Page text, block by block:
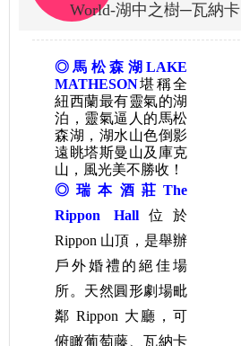
World-湖中之樹─瓦納卡
◎馬松森湖LAKE
MATHESON堪稱全
紐西蘭最有靈氣的湖
泊，靈氣逼人的馬松
森湖，湖水山色倒影
遠眺塔斯曼山及庫克
山，風光美不勝收！
◎瑞本酒莊 The
Rippon Hall 位於
Rippon 山頂，是舉辦
戶外婚禮的絕佳場
所。天然圓形劇場毗
鄰 Rippon 大廳，可
俯瞰葡萄藤、瓦納卡